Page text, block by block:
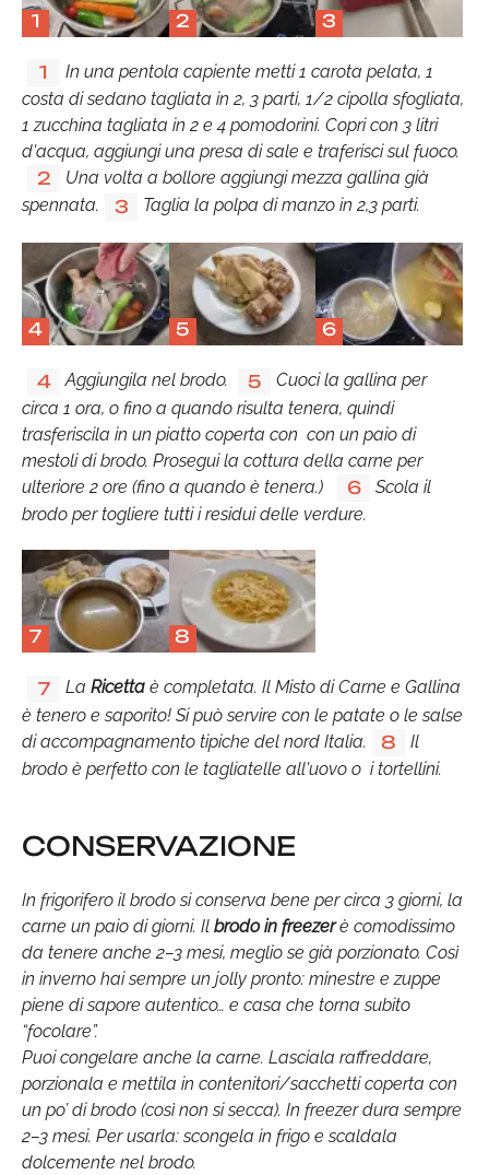
1 2 3
1
In una pentola capiente metti 1 carota pelata, 1
costa di sedano tagliata in 2, 3 parti, 1/2 cipolla sfogliata,
1 zucchina tagliata in 2 e 4 pomodorini. Copri con 3 litri
d'acqua, aggiungi una presa di sale e traferisci sul fuoco.
2
Una volta a bollore aggiungi mezza gallina già
spennata.
3 Taglia la polpa di manzo in 2,3 parti.
4 5 6
4 Aggiungila nel brodo. 5
Cuoci la gallina per
circa 1 ora, o fino a quando risulta tenera, quindi
trasferiscila in un piatto coperta con con un paio di
mestoli di brodo. Prosegui la cottura della carne per
ulteriore 2 ore (fino a quando è tenera.)
6
Scola il
brodo per togliere tutti i residui delle verdure.
7 8
7 La Ricetta è completata. Il Misto di Carne e Gallina
è tenero e saporito! Si può servire con le patate o le salse
di accompagnamento tipiche del nord Italia.
8
Il
brodo è perfetto con le tagliatelle all'uovo o i tortellini.
CONSERVAZIONE
In frigorifero il brodo si conserva bene per circa 3 giorni, la
carne un paio di giorni. Il brodo in freezerè comodissimo
da tenere anche 2–3 mesi, meglio se già porzionato. Così
in inverno hai sempre un jolly pronto: minestre e zuppe
piene di sapore autentico… e casa che torna subito
“focolare”.
Puoi congelare anche la carne. Lasciala raffreddare,
porzionala e mettila in contenitori/sacchetti coperta con
un po’ di brodo (così non si secca). In freezer dura sempre
2–3 mesi. Per usarla: scongela in frigo e scaldala
dolcemente nel brodo.